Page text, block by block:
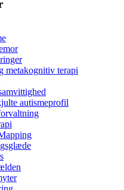
metakognitiv terapi
autismeprofil